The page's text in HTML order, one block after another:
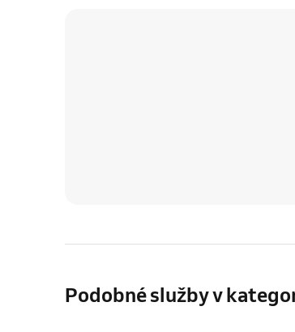
Podobné služby v